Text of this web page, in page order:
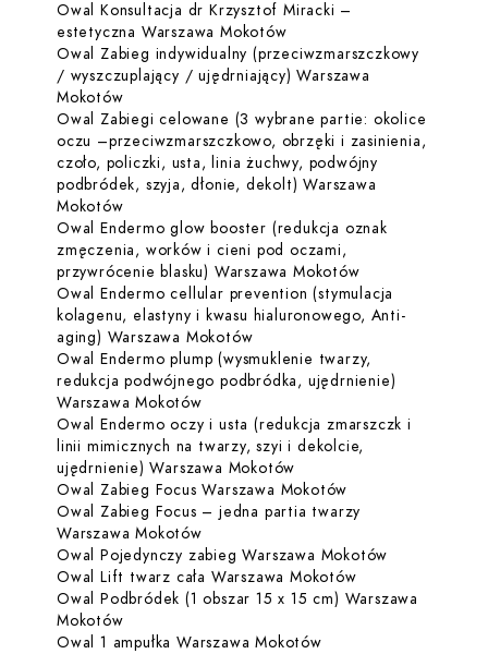
Owal Konsultacja dr Krzysztof Miracki –
estetyczna Warszawa MokotówDowiedz się więcej o
Owal Zabieg indywidualny (przeciwzmarszczkowy
/ wyszczuplający / ujędrniający) Warszawa
MokotówDowiedz się więcej o Owal Zabieg indywidualny
Owal Zabiegi celowane (3 wybrane partie: okolice
oczu –przeciwzmarszczkowo, obrzęki i zasinienia,
czoło, policzki, usta, linia żuchwy, podwójny
podbródek, szyja, dłonie, dekolt) Warszawa
MokotówDowiedz się więcej o Owal Zabiegi celowane (3
Owal Endermo glow booster (redukcja oznak
zmęczenia, worków i cieni pod oczami,
przywrócenie blasku) Warszawa MokotówDowiedz się
Owal Endermo cellular prevention (stymulacja
kolagenu, elastyny i kwasu hialuronowego, Anti-
aging) Warszawa MokotówDowiedz się więcej o Owal
Owal Endermo plump (wysmuklenie twarzy,
redukcja podwójnego podbródka, ujędrnienie)
Warszawa MokotówDowiedz się więcej o Owal Endermo
Owal Endermo oczy i usta (redukcja zmarszczk i
linii mimicznych na twarzy, szyi i dekolcie,
ujędrnienie) Warszawa Mokotów
Owal Zabieg Focus Warszawa Mokotów
Owal Zabieg Focus – jedna partia twarzy
Warszawa MokotówDowiedz się więcej o Owal Zabieg
Owal Pojedynczy zabieg Warszawa Mokotów
Owal Lift twarz cała Warszawa MokotówDowiedz się
Owal Podbródek (1 obszar 15 x 15 cm) Warszawa
MokotówDowiedz się więcej o Owal Podbródek (1 obszar
Owal 1 ampułka Warszawa MokotówDowiedz się więcej o